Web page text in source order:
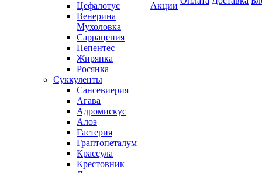
Цефалотус
Венерина
Мухоловка
Саррацения
Непентес
Жирянка
Росянка
Суккуленты
Сансевиерия
Агава
Адромискус
Алоэ
Гастерия
Граптопеталум
Крассула
Крестовник
Акции